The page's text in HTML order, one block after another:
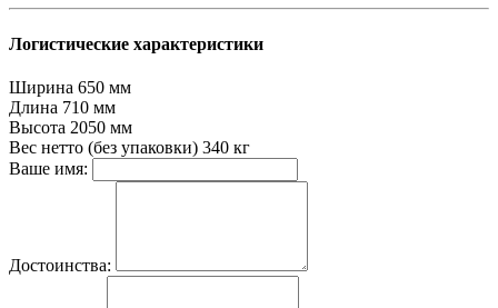
Логистические характеристики
Ширина 650 мм
Длина 710 мм
Высота 2050 мм
Вес нетто (без упаковки) 340 кг
Ваше имя:
Достоинства: